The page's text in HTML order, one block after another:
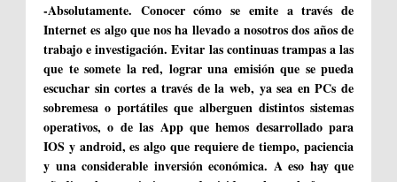
-Absolutamente. Conocer cómo se emite a través de
Internet es algo que nos ha llevado a nosotros dos años de
trabajo e investigación. Evitar las continuas trampas a las
que te somete la red, lograr una emisión que se pueda
escuchar sin cortes a través de la web, ya sea en PCs de
sobremesa o portátiles que alberguen distintos sistemas
operativos, o de las App que hemos desarrollado para
IOS y android, es algo que requiere de tiempo, paciencia
y una considerable inversión económica. A eso hay que